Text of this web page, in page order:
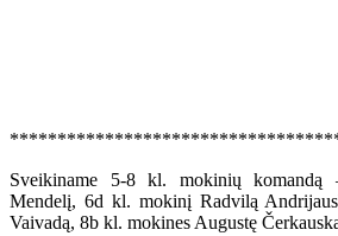
Sveikiname 5-8 kl. mokinių
Mendelį, 6d kl. mokinį Radvilą
Vaivadą, 8b kl. mokines Augustę